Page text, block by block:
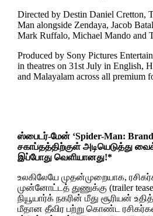
Directed by Destin Daniel Cretton,
Man alongside Zendaya, Jacob
Mark Ruffalo, Michael Mando and
Produced by Sony Pictures
in theatres on 31st July in English,
and Malayalam across all premium
ஸ்பைடர்-மேன் ‘Spider-Man: Brand
சகாப்தத்திற்குள் அடியெடுத்து
இப்போது வெளியானது!*
உலகிலேயே முதன்முறையாக,
முன்னோட்டத் துணுக்கு (trailer
நியூயார்க் நகரின் மீது சூரியன்
மீதான தீவிர பற்று கொண்ட